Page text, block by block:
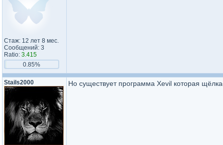
Стаж: 12 лет 8 мес.
Сообщений: 3
Ratio: 3.415
0.85%
Stails2000 Но существует программа Xevil которая